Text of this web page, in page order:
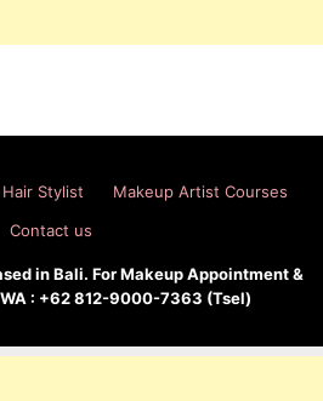
Stylist
Makeup Artist Courses
Contact us
in Bali. For Makeup Appointment &
: +62 812-9000-7363 (Tsel)